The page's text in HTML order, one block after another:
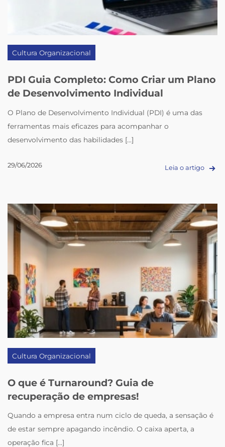
Cultura Organizacional
PDI Guia Completo: Como Criar um Plano
de Desenvolvimento Individual
O Plano de Desenvolvimento Individual (PDI) é uma das
ferramentas mais eficazes para acompanhar o
desenvolvimento das habilidades [...]
29/06/2026 Leia o artigo
Cultura Organizacional
O que é Turnaround? Guia de
recuperação de empresas!
Quando a empresa entra num ciclo de queda, a sensação é
de estar sempre apagando incêndio. O caixa aperta, a
operação fica [...]